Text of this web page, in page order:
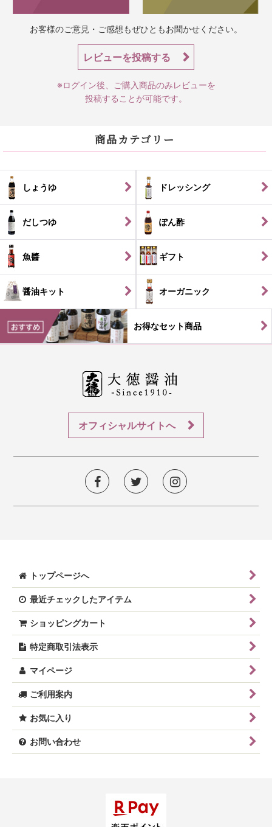
お客様のご意見・ご感想もぜひともお聞かせください。
レビューを投稿する
※ログイン後、ご購入商品のみレビューを
投稿することが可能です。
商品カテゴリー
しょうゆ ドレッシング
だしつゆ ぽん酢
魚醬 ギフト
醤油キット オーガニック
お得なセット商品
オフィシャルサイトへ
トップページへ
最近チェックしたアイテム
ショッピングカート
特定商取引法表示
マイページ
ご利用案内
お気に入り
お問い合わせ